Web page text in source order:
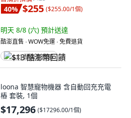
40% $255 ($255.00/1個)
明天 8/8 (六) 預計送達
酷澎直售 ∙ WOW免運 ∙ 免費退貨
$13 酷澎幣回饋
loona 智慧寵物機器 含自動回充充電
樁 套裝, 1個
$17,296 ($17296.00/1個)